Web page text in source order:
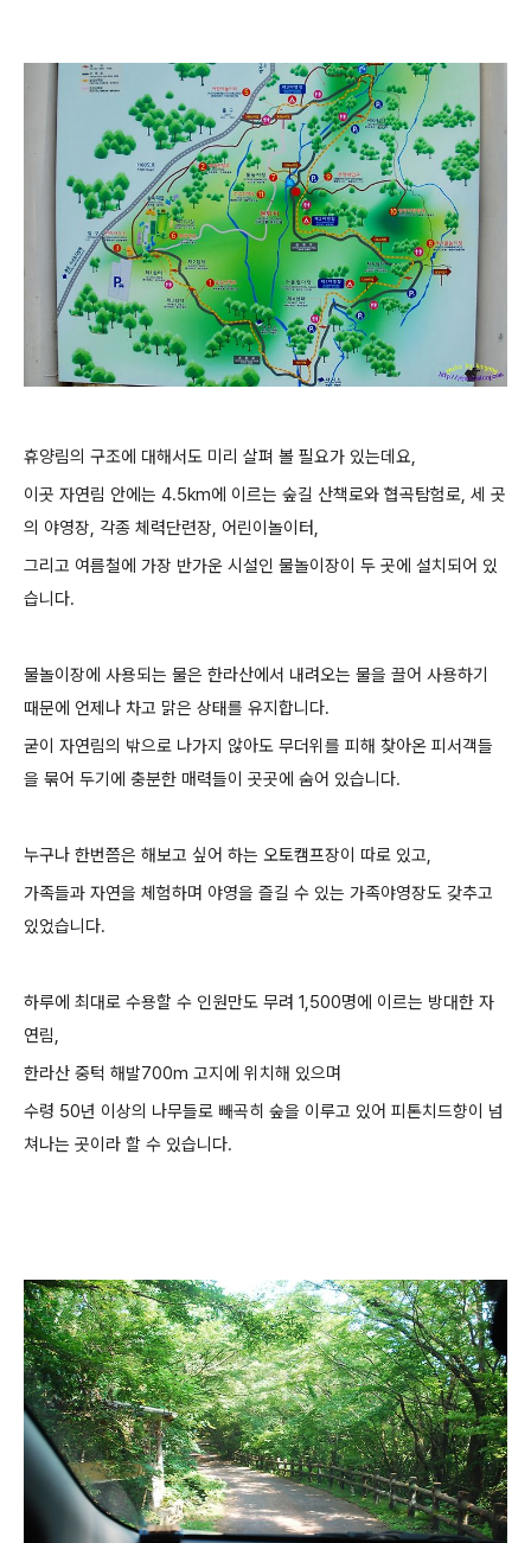
휴양림의 구조에 대해서도 미리 살펴 볼 필요가 있는데요,
이곳 자연림 안에는 4.5km에 이르는 숲길 산책로와 협곡탐험로, 세 곳
의 야영장, 각종 체력단련장, 어린이놀이터,
그리고 여름철에 가장 반가운 시설인 물놀이장이 두 곳에 설치되어 있
습니다.
물놀이장에 사용되는 물은 한라산에서 내려오는 물을 끌어 사용하기
때문에 언제나 차고 맑은 상태를 유지합니다.
굳이 자연림의 밖으로 나가지 않아도 무더위를 피해 찾아온 피서객들
을 묶어 두기에 충분한 매력들이 곳곳에 숨어 있습니다.
누구나 한번쯤은 해보고 싶어 하는 오토캠프장이 따로 있고,
가족들과 자연을 체험하며 야영을 즐길 수 있는 가족야영장도 갖추고
있었습니다.
하루에 최대로 수용할 수 인원만도 무려 1,500명에 이르는 방대한 자
연림,
한라산 중턱 해발700m 고지에 위치해 있으며
수령 50년 이상의 나무들로 빼곡히 숲을 이루고 있어 피톤치드향이 넘
쳐나는 곳이라 할 수 있습니다.